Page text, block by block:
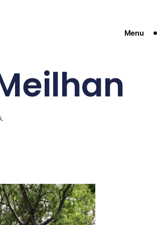
Menu